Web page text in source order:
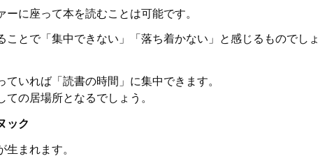
に座って本を読むことは可能です。
とで「集中できない」「落ち着かない」と感じるものでしょ
いれば「読書の時間」に集中できます。
の居場所となるでしょう。
ック
まれます。